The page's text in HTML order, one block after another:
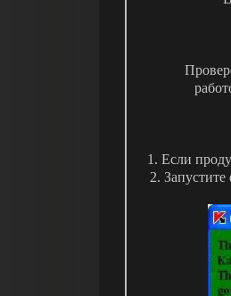
1. Если
2.